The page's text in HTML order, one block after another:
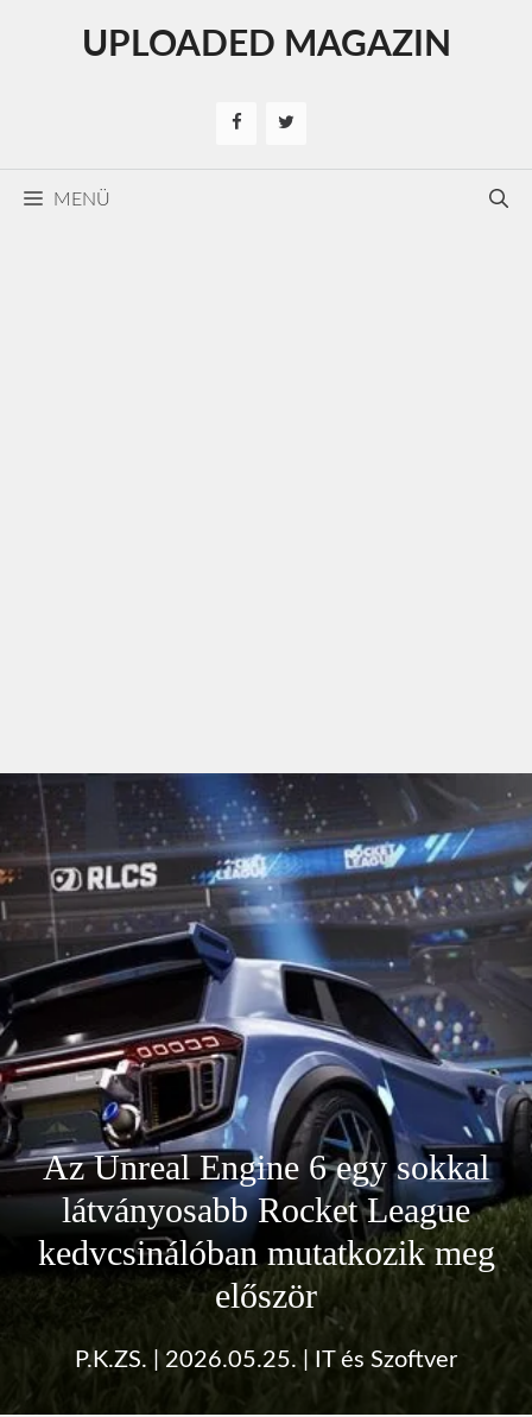
UPLOADED MAGAZIN
MENÜ
Az Unreal Engine 6 egy sokkal
látványosabb Rocket League
kedvcsinálóban mutatkozik meg
először
P.K.ZS. |2026.05.25. IT és Szoftver